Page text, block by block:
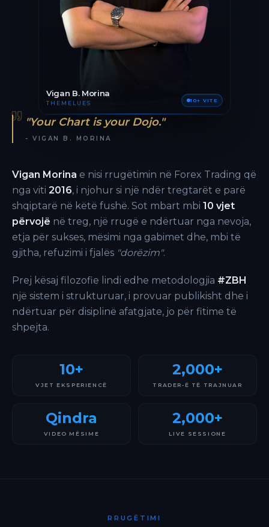
Vigan B. Morina
THEMELUES 10+ VITE
"Your Chart is your Dojo."
- VIGAN B. MORINA
Vigan Morina e nisi rrugëtimin në Forex Trading që
nga viti 2016, i njohur si një ndër tregtarët e parë
shqiptarë në këtë fushë. Sot mbart mbi 10 vjet
përvojë në treg, një rrugë e ndërtuar nga nevoja,
etja për sukses, mësimi nga gabimet dhe, mbi të
gjitha, refuzimi i fjalës "dorëzim".
Prej kësaj filozofie lindi edhe metodologjia #ZBH
një sistem i strukturuar, i provuar publikisht dhe i
ndërtuar për disiplinë afatgjate, jo për fitime të
shpejta.
10+
VJET EKSPERIENCË
2,000+
TRADER-Ë TË TRAJNUAR
Qindra
VIDEO MËSIME
2,000+
LIVE SESSIONE
RRUGËTIMI